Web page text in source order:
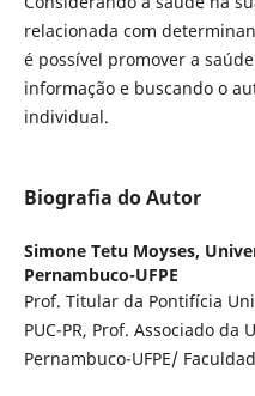
relacionada com
é possível promover a
informação e buscando o
individual.
Biografia do Autor
Simone Tetu Moyses,
Pernambuco-UFPE
Prof. Titular da Pontifícia
PUC-PR, Prof. Associado da
Pernambuco-UFPE/